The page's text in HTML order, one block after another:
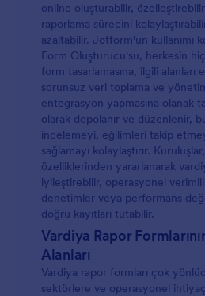
online oluşturabilir,
raporlama sürecini
azaltabilir. Jotform'un kullanımı
Form Oluşturucu'su, herkesin
form tasarlamasına, ilgili alanları
sorunsuz veri toplama ve
entegrasyon yapmasına olanak
olarak depolanır ve düzenlenir,
incelemeyi, eğilimleri takip
sağlamayı kolaylaştırır.
özelliklerinden yararlanarak
iyileştirebilir, operasyonel
denetimler veya performans
doğru kayıtları tutabilir.
Vardiya Rapor
Alanları
Vardiya rapor formları çok
sektörlere ve operasyonel